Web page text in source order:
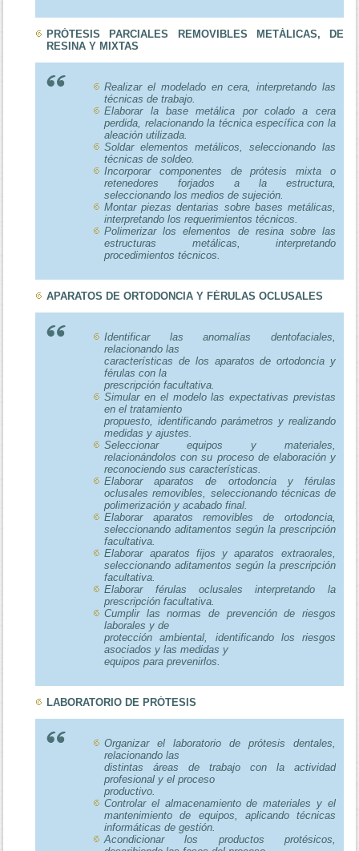
PRÓTESIS PARCIALES REMOVIBLES METÁLICAS, DE
RESINA Y MIXTAS
Realizar el modelado en cera, interpretando las
técnicas de trabajo.
Elaborar la base metálica por colado a cera
perdida, relacionando la técnica específica con la
aleación utilizada.
Soldar elementos metálicos, seleccionando las
técnicas de soldeo.
Incorporar componentes de prótesis mixta o
retenedores forjados a la estructura,
seleccionando los medios de sujeción.
Montar piezas dentarias sobre bases metálicas,
interpretando los requerimientos técnicos.
Polimerizar los elementos de resina sobre las
estructuras metálicas, interpretando
procedimientos técnicos.
APARATOS DE ORTODONCIA Y FÉRULAS OCLUSALES
Identificar las anomalías dentofaciales,
relacionando las
características de los aparatos de ortodoncia y
férulas con la
prescripción facultativa.
Simular en el modelo las expectativas previstas
en el tratamiento
propuesto, identificando parámetros y realizando
medidas y ajustes.
Seleccionar equipos y materiales,
relacionándolos con su proceso de elaboración y
reconociendo sus características.
Elaborar aparatos de ortodoncia y férulas
oclusales removibles, seleccionando técnicas de
polimerización y acabado final.
Elaborar aparatos removibles de ortodoncia,
seleccionando aditamentos según la prescripción
facultativa.
Elaborar aparatos fijos y aparatos extraorales,
seleccionando aditamentos según la prescripción
facultativa.
Elaborar férulas oclusales interpretando la
prescripción facultativa.
Cumplir las normas de prevención de riesgos
laborales y de
protección ambiental, identificando los riesgos
asociados y las medidas y
equipos para prevenirlos.
LABORATORIO DE PRÓTESIS
Organizar el laboratorio de prótesis dentales,
relacionando las
distintas áreas de trabajo con la actividad
profesional y el proceso
productivo.
Controlar el almacenamiento de materiales y el
mantenimiento de equipos, aplicando técnicas
informáticas de gestión.
Acondicionar los productos protésicos,